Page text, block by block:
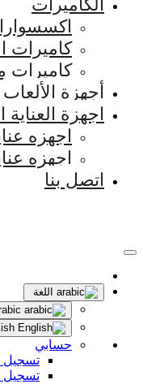
الكاميرات
كاميرات
كاميرات
أجهزة الألعاب
اجهزة
اجهزه
اجهزه
اتصل بنا
اللغة
حسابي
تسجيل
تسجيل